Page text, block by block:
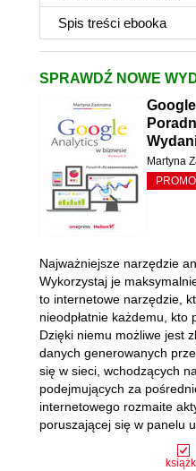
Spis treści ebooka
SPRAWDŹ NOWE
Martyna
Najważniejsze narzędzie
Wykorzystaj je
to internetowe narzędzie,
nieodpłatnie każdemu, kto
Dzięki niemu możliwe jest
danych generowanych
się w sieci, wchodzących
podejmujących za
internetowego rozmaite
poruszającej się w panelu